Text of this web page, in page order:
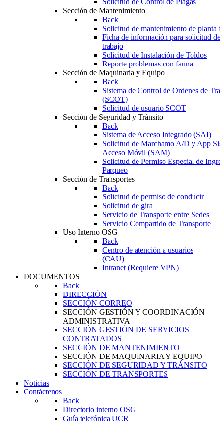
Solicitud de Control de Plagas
Sección de Mantenimiento
Back
Solicitud de mantenimiento de planta
Ficha de información para solicitud
trabajo
Solicitud de Instalación de Toldos
Reporte problemas con fauna
Sección de Maquinaria y Equipo
Back
Sistema de Control de Ordenes de
(SCOT)
Solicitud de usuario SCOT
Sección de Seguridad y Tránsito
Back
Sistema de Acceso Integrado (SAI)
Solicitud de Marchamo A/D y App
Acceso Móvil (SAM)
Solicitud de Permiso Especial de
Parqueo
Sección de Transportes
Back
Solicitud de permiso de conducir
Solicitud de gira
Servicio de Transporte entre Sedes
Servicio Compartido de Transporte
Uso Interno OSG
Back
Centro de atención a usuarios
(CAU)
Intranet (Requiere VPN)
DOCUMENTOS
Back
DIRECCIÓN
SECCIÓN CORREO
SECCIÓN GESTIÓN Y COORDINACIÓN
ADMINISTRATIVA
SECCIÓN GESTIÓN DE SERVICIOS
CONTRATADOS
SECCIÓN DE MANTENIMIENTO
SECCIÓN DE MAQUINARIA Y EQUIPO
SECCIÓN DE SEGURIDAD Y TRÁNSITO
SECCIÓN DE TRANSPORTES
Noticias
Contáctenos
Back
Directorio interno OSG
Guía telefónica UCR